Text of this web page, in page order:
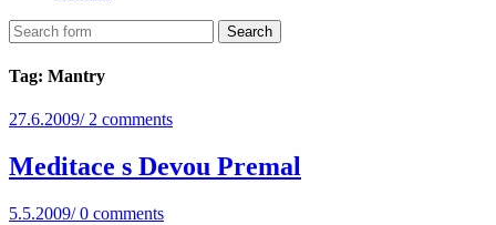
Tag: Mantry
27.6.2009/2 comments
Meditace s Devou Premal
5.5.2009/0 comments